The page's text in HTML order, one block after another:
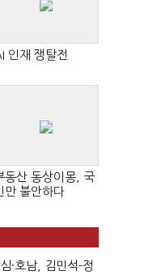
인재 쟁탈전
동산 동상이몽, 국
만 불안하다
·호남, 김민석-정